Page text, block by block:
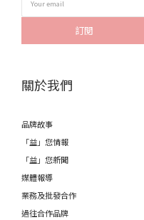
訂閱
關於我們
品牌故事
「益」您情報
「益」您新聞
媒體報導
業務及批發合作
過往合作品牌